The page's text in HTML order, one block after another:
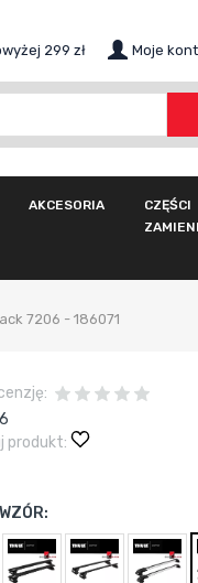
299 zł Moje
AKCESORIA
CZĘŚCI
7206 - 186071
produkt: